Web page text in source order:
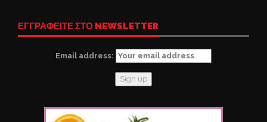
ΕΓΓΡΑΦΕΙΤΕ ΣΤΟ NEWSLETTER
Email address: